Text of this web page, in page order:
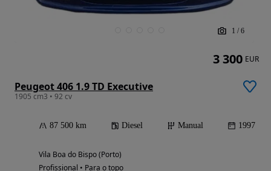
1 / 6
Peugeot 406 1.9 TD Executive
1905 cm3 • 92 cv
87 500 km Diesel Manual 1997
Vila Boa do Bispo (Porto)
Profissional • Para o topo
3 300 EUR